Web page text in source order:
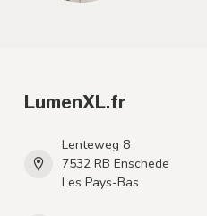
LumenXL.fr
Lenteweg 8
7532 RB Enschede
Les Pays-Bas